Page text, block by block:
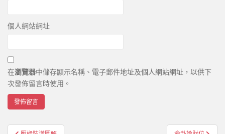
個人網站網址
在瀏覽器中儲存顯示名稱、電子郵件地址及個人網站網址，以供下
次發佈留言時使用。